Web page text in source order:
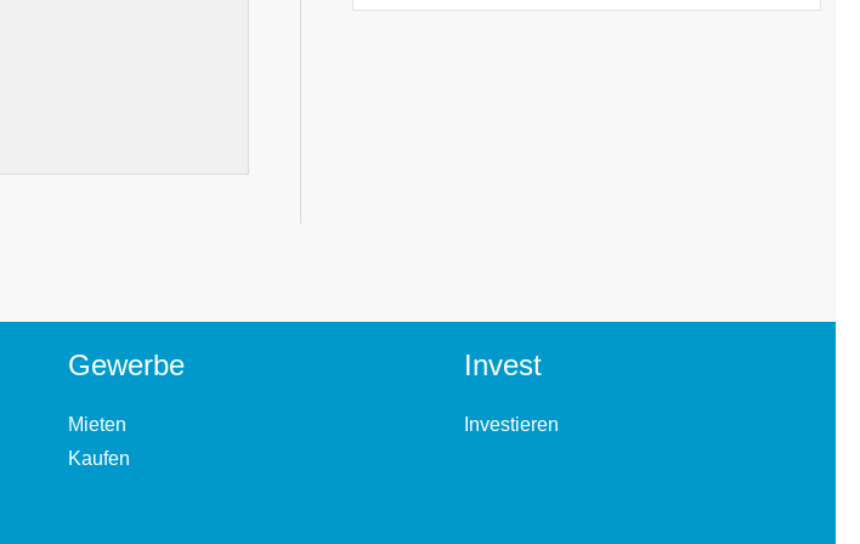
Gewerbe
Mieten
Kaufen
Invest
Investieren